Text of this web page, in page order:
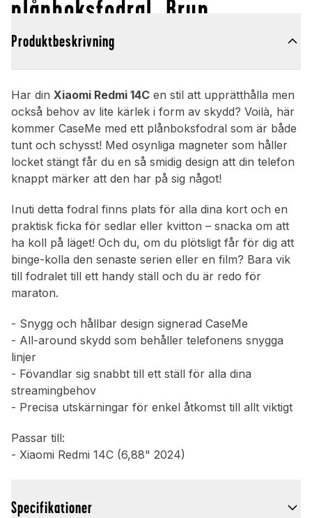
plånboksfodral, Brun
Produktbeskrivning
Har din Xiaomi Redmi 14C en stil att upprätthålla men
också behov av lite kärlek i form av skydd? Voilà, här
kommer CaseMe med ett plånboksfodral som är både
tunt och schysst! Med osynliga magneter som håller
locket stängt får du en så smidig design att din telefon
knappt märker att den har på sig något!
Inuti detta fodral finns plats för alla dina kort och en
praktisk ficka för sedlar eller kvitton – snacka om att
ha koll på läget! Och du, om du plötsligt får för dig att
binge-kolla den senaste serien eller en film? Bara vik
till fodralet till ett handy ställ och du är redo för
maraton.
- Snygg och hållbar design signerad CaseMe
- All-around skydd som behåller telefonens snygga
linjer
- Fövandlar sig snabbt till ett ställ för alla dina
streamingbehov
- Precisa utskärningar för enkel åtkomst till allt viktigt
Passar till:
- Xiaomi Redmi 14C (6,88" 2024)
Specifikationer